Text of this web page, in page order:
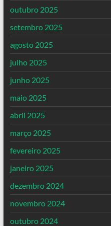
outubro 2025
setembro 2025
agosto 2025
julho 2025
junho 2025
maio 2025
abril 2025
março 2025
fevereiro 2025
janeiro 2025
dezembro 2024
novembro 2024
outubro 2024